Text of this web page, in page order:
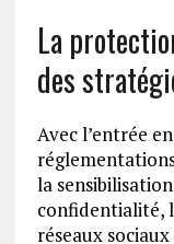
La
des
Avec l’entrée
la
confidentialité,
réseaux